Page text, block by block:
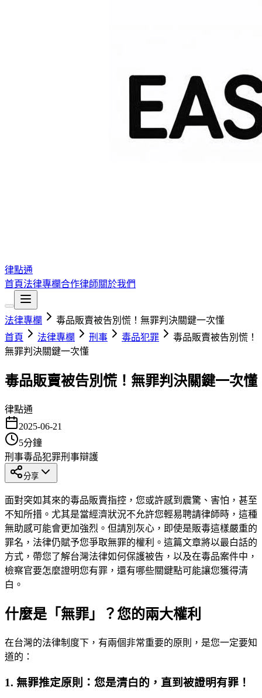
律點通
首頁法律專欄合作律師關於我們
法律專欄
毒品販賣被告別慌！無罪判決關鍵一次懂
首頁
法律專欄 刑事 毒品犯罪
毒品販賣被告別慌！
無罪判決關鍵一次懂
毒品販賣被告別慌！無罪判決關鍵一次懂
律點通
2025-06-21
5分鐘
刑事毒品犯罪刑事辯護
分享
面對突如其來的毒品販賣指控，您或許感到震驚、害怕，甚至
不知所措。尤其是當經濟狀況不允許您輕易聘請律師時，這種
無助感可能會更加強烈。但請別灰心，即使是販毒這樣嚴重的
罪名，法律仍賦予您爭取無罪的權利。這篇文章將以最白話的
方式，帶您了解台灣法律如何保護被告，以及在毒品案件中，
檢察官要怎麼證明您有罪，還有哪些關鍵點可能讓您獲得清
白。
什麼是「無罪」？您的兩大權利
在台灣的法律制度下，有兩個非常重要的原則，是您一定要知
道的：
1. 無罪推定原則：您是清白的，直到被證明有罪！